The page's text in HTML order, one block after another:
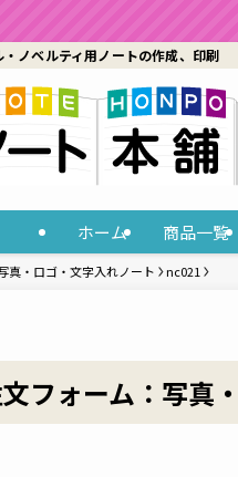
ノベルティ用ノートの作成、印刷
ホーム 商品一覧
真・ロゴ・文字入れノート nc021
フォーム：写真